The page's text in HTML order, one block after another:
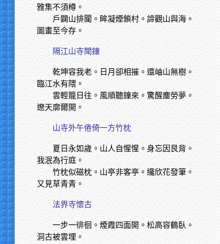
雅集不須樽。
戶闢山排闥。眸凝煙鎖村。諦觀山與海。
圖畫至今存。
隔江山寺聞鐘
乾坤容我老。日月卻相摧。還岫山無樹。
臨江水有隈。
雲輕籠日往。風順聽鐘來。驚醒塵勞夢。
遼天廓爾開。
山寺外午倦倚一方竹枕
夏日永如歲。山人自惺惺。身忘因艮背。
我泯為行庭。
竹枕似磁枕。山亭非客亭。纔欣花發筆。
又見草青青。
法界寺懷古
一步一徘徊。煙霞四面開。松高容鶴臥。
洞古被雲埋。